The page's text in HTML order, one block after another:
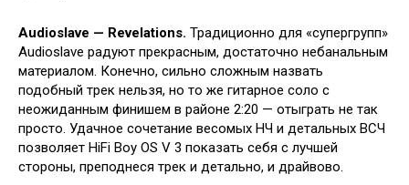
Audioslave — Revelations. Традиционно для «супергрупп»
Audioslave радуют прекрасным, достаточно небанальным
материалом. Конечно, сильно сложным назвать
подобный трек нельзя, но то же гитарное соло с
неожиданным финишем в районе 2:20 — отыграть не так
просто. Удачное сочетание весомых НЧ и детальных ВСЧ
позволяет HiFi Boy OS V 3 показать себя с лучшей
стороны, преподнеся трек и детально, и драйвово.